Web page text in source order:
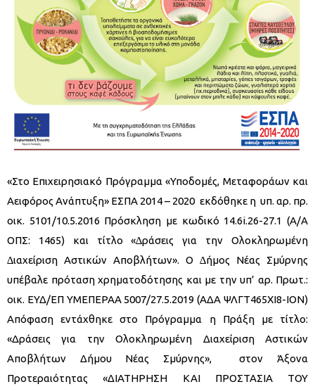
«Στο Επιχειρησιακό Πρόγραμμα «Υποδομές, Μεταφοράων και
Αειφόρος Ανάπτυξη» ΕΣΠΑ 2014 – 2020 εκδόθηκε η υπ. αρ. πρ.
οικ. 5101/10.5.2016 Πρόσκληση µε κωδικό 14.6i.26-27.1 (Α/Α
ΟΠΣ: 1465) και τίτλο «∆ράσεις για την Ολοκληρωµένη
∆ιαχείριση Αστικών Αποβλήτων». Ο ∆ήµος Νέας Σµύρνης
υπέβαλε πρόταση χρηματοδότησης και με την υπ’ αρ. Πρωτ.:
οικ. ΕΥΔ/ΕΠ ΥΜΕΠΕΡΑΑ 5007/27.5.2019 (ΑΔΑ ΨΛΓΤ465ΧΙ8-ΙΟΝ)
Απόφαση εντάχθηκε στο Πρόγραμμα η Πράξη με τίτλο:
«Δράσεις για την Ολοκληρωμένη Διαχείριση Αστικών
Αποβλήτων Δήμου Νέας Σμύρνης», στον Άξονα
Προτεραιότητας «ΔΙΑΤΗΡΗΣΗ ΚΑΙ ΠΡΟΣΤΑΣΙΑ ΤΟΥ